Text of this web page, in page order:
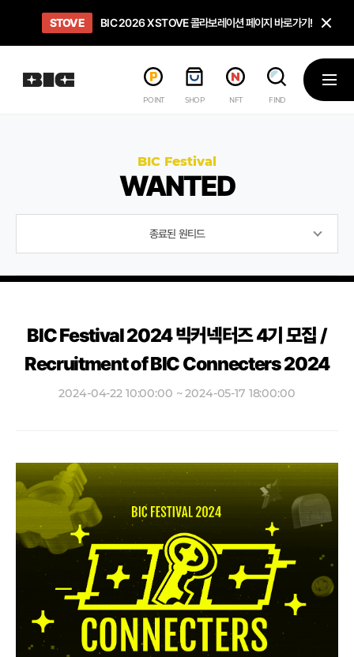
OPEN BIC 2026 STEAM SALE PAGE
STOVE BIC 2026 X STOVE 콜라보레이션 페이지 바로가기!
희망스튜디오 아이들에게 희망 버프 주고, 닌텐도 스위치2 받기!
GO TO 인디게임 테스트 베드 '비라운지' 바로가기!
GO TO '인디게임 큐레이션' 페이지 바로가기!
POINT SHOP NFT FIND
메뉴
BIC Festival
WANTED
종료된 원티드
BIC Festival 2024 빅커넥터즈 4기 모집 /
Recruitment of BIC Connecters 2024
2024-04-22 10:00:00 ~ 2024-05-17 18:00:00